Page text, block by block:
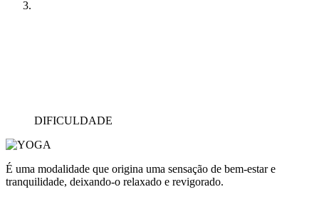
DIFICULDADE
É uma modalidade que origina uma sensação de bem-estar e
tranquilidade, deixando-o relaxado e revigorado.